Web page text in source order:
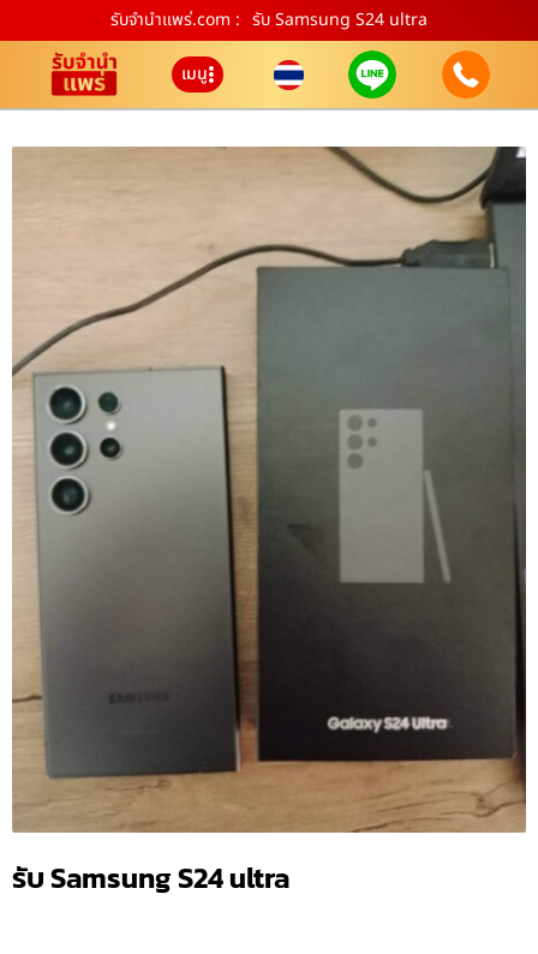
รับจํานําแพร่.com : รับ Samsung S24 ultra
เมนู
รับ Samsung S24 ultra